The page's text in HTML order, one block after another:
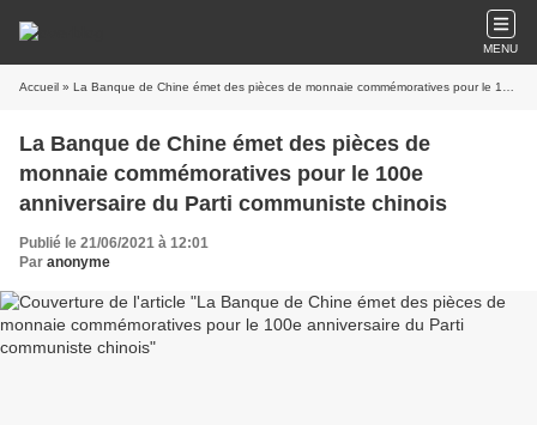
MENU
Accueil » La Banque de Chine émet des pièces de monnaie commémoratives pour le 100e anniversaire du Parti communiste chinois
La Banque de Chine émet des pièces de
monnaie commémoratives pour le 100e
anniversaire du Parti communiste chinois
Publié le 21/06/2021 à 12:01
Par anonyme